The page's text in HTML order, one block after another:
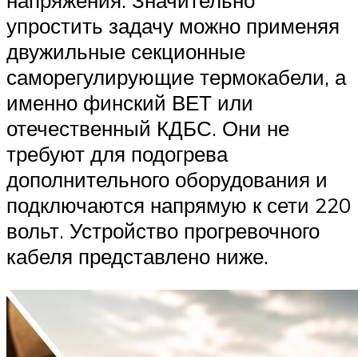
упростить задачу можно применяя
двужильные секционные
саморегулирующие термокабели, а
именно финский ВЕТ или
отечественный КДБС. Они не
требуют для подогрева
дополнительного оборудования и
подключаются напрямую к сети 220
вольт. Устройство прогревочного
кабеля представлено ниже.